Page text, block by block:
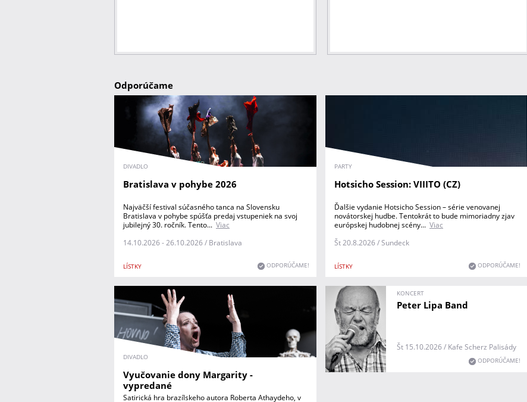
Odporúčame
DIVADLO
Bratislava v pohybe 2026
LÍSTKY
Najväčší festival súčasného tanca na Slovensku
Bratislava v pohybe spúšťa predaj vstupeniek na svoj
jubilejný 30. ročník. Tento... Viac
14.10.2026 - 26.10.2026 / Bratislava
ODPORÚČAME!
PARTY
Hotsicho Session: VIIITO (CZ)
LÍSTKY
Ďalšie vydanie Hotsicho Session – série venovanej
novátorskej hudbe. Tentokrát to bude mimoriadny zjav
európskej hudobnej scény... Viac
Št 20.8.2026 / Sundeck
ODPORÚČAME!
DIVADLO
Vyučovanie dony Margarity -
vypredané
Satirická hra brazílskeho autora Roberta Athaydeho, v
KONCERT
Peter Lipa Band
Št 15.10.2026 / Kafe Scherz Palisády
ODPORÚČAME!